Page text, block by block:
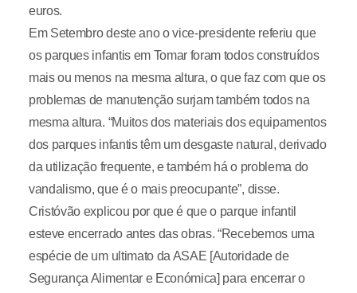
euros.
Em Setembro deste ano o vice-presidente referiu que
os parques infantis em Tomar foram todos construídos
mais ou menos na mesma altura, o que faz com que os
problemas de manutenção surjam também todos na
mesma altura. “Muitos dos materiais dos equipamentos
dos parques infantis têm um desgaste natural, derivado
da utilização frequente, e também há o problema do
vandalismo, que é o mais preocupante”, disse.
Cristóvão explicou por que é que o parque infantil
esteve encerrado antes das obras. “Recebemos uma
espécie de um ultimato da ASAE [Autoridade de
Segurança Alimentar e Económica] para encerrar o